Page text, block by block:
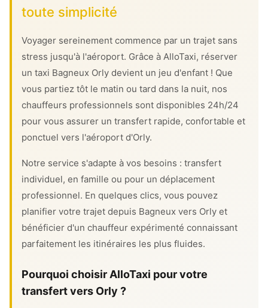
toute simplicité
Voyager sereinement commence par un trajet sans
stress jusqu'à l'aéroport. Grâce à AlloTaxi, réserver
un taxi Bagneux Orly devient un jeu d'enfant ! Que
vous partiez tôt le matin ou tard dans la nuit, nos
chauffeurs professionnels sont disponibles 24h/24
pour vous assurer un transfert rapide, confortable et
ponctuel vers l'aéroport d'Orly.
Notre service s'adapte à vos besoins : transfert
individuel, en famille ou pour un déplacement
professionnel. En quelques clics, vous pouvez
planifier votre trajet depuis Bagneux vers Orly et
bénéficier d'un chauffeur expérimenté connaissant
parfaitement les itinéraires les plus fluides.
Pourquoi choisir AlloTaxi pour votre
transfert vers Orly ?